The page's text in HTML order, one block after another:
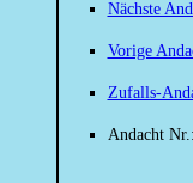
Nächste
Vorige
Zufalls-
Andacht Nr.: